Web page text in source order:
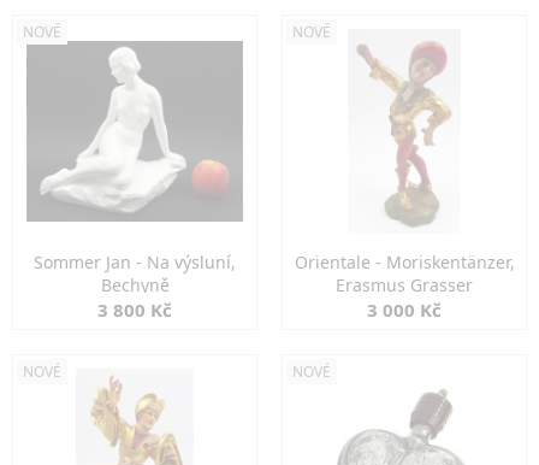
NOVÉ
Sommer Jan - Na výsluní,
Bechyně
3 800 Kč
NOVÉ
Orientale - Moriskentänzer,
Erasmus Grasser
3 000 Kč
NOVÉ NOVÉ